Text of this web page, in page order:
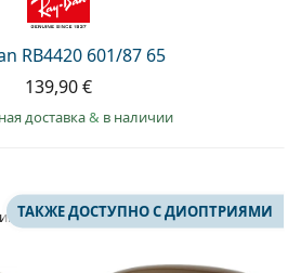
RB4420 601/87 65
139,90 €
доставка& в наличии
ТАКЖЕ ДОСТУПНО С ДИОПТРИЯМИ